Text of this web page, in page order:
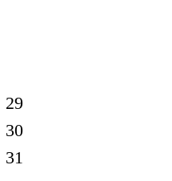
29
30
31